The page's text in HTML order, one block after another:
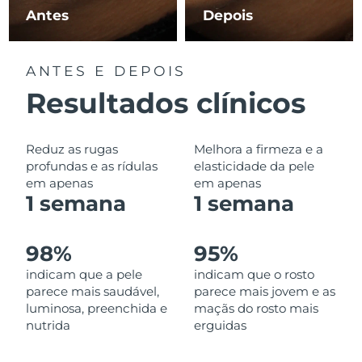
Antes Depois
ANTES E DEPOIS
Resultados clínicos
Reduz as rugas
profundas e as rídulas
em apenas
1 semana
Melhora a firmeza e a
elasticidade da pele
em apenas
1 semana
98%
indicam que a pele
parece mais saudável,
luminosa, preenchida e
nutrida
95%
indicam que o rosto
parece mais jovem e as
maçãs do rosto mais
erguidas
Omã Entrega prevista
Entrega prevista
Porto Rico Entrega prevista13/08/2026
Catar Entrega prevista12/08/2026
Romênia Entrega prevista11/08/2026
Rússia Entrega prevista19/08/2026